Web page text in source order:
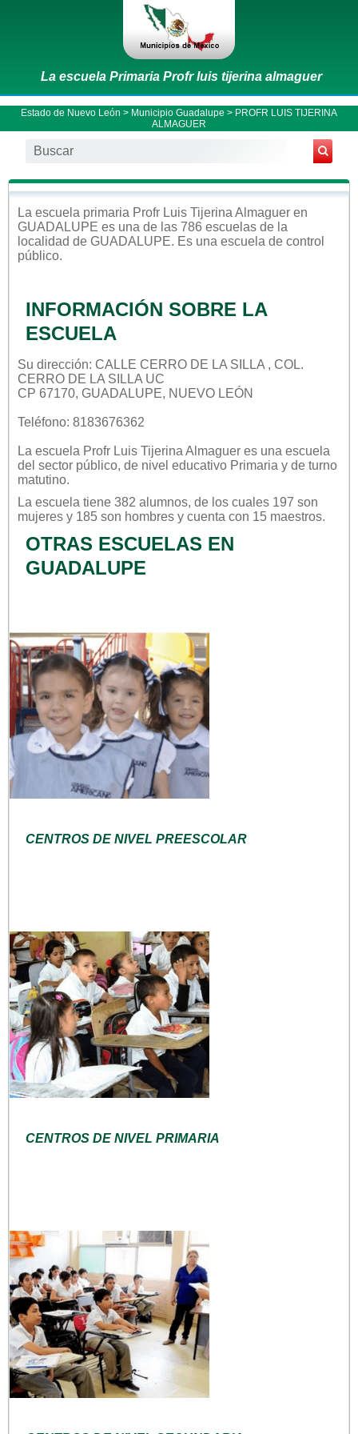
La escuela Primaria Profr luis tijerina almaguer
Estado de Nuevo León > Municipio Guadalupe > PROFR LUIS TIJERINA
ALMAGUER
La escuela primaria Profr Luis Tijerina Almaguer en
GUADALUPE es una de las 786 escuelas de la
localidad de GUADALUPE. Es una escuela de control
público.
INFORMACIÓN SOBRE LA
ESCUELA
Su dirección: CALLE CERRO DE LA SILLA , COL.
CERRO DE LA SILLA UC
CP 67170, GUADALUPE, NUEVO LEÓN
Teléfono: 8183676362
La escuela Profr Luis Tijerina Almaguer es una escuela
del sector público, de nivel educativo Primaria y de turno
matutino.
La escuela tiene 382 alumnos, de los cuales 197 son
mujeres y 185 son hombres y cuenta con 15 maestros.
OTRAS ESCUELAS EN
GUADALUPE
CENTROS DE NIVEL PREESCOLAR
CENTROS DE NIVEL PRIMARIA